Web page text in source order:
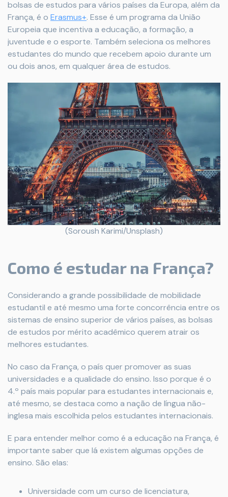
bolsas de estudos para vários países da Europa, além da
França, é o Erasmus+. Esse é um programa da União
Europeia que incentiva a educação, a formação, a
juventude e o esporte. Também seleciona os melhores
estudantes do mundo que recebem apoio durante um
ou dois anos, em qualquer área de estudos.
(Soroush Karimi/Unsplash)
Como é estudar na França?
Considerando a grande possibilidade de mobilidade
estudantil e até mesmo uma forte concorrência entre os
sistemas de ensino superior de vários países, as bolsas
de estudos por mérito acadêmico querem atrair os
melhores estudantes.
No caso da França, o país quer promover as suas
universidades e a qualidade do ensino. Isso porque é o
4.º país mais popular para estudantes internacionais e,
até mesmo, se destaca como a nação de língua não-
inglesa mais escolhida pelos estudantes internacionais.
E para entender melhor como é a educação na França, é
importante saber que lá existem algumas opções de
ensino. São elas:
Universidade com um curso de licenciatura,